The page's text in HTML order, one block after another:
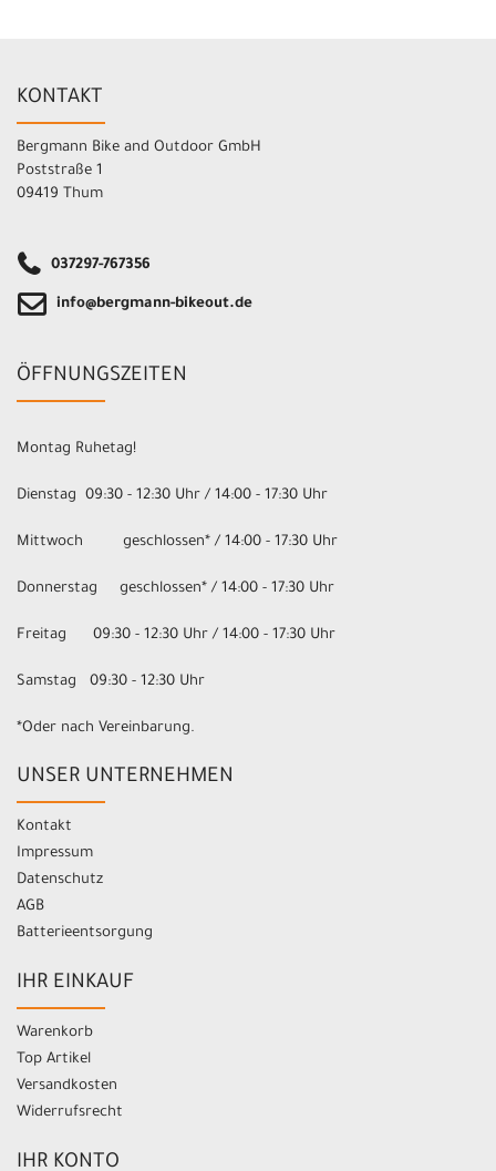
KONTAKT
Bergmann Bike and Outdoor GmbH
Poststraße 1
09419 Thum
037297-767356
info@bergmann-bikeout.de
ÖFFNUNGSZEITEN
Montag Ruhetag!
Dienstag 09:30 - 12:30 Uhr / 14:00 - 17:30 Uhr
Mittwoch geschlossen* / 14:00 - 17:30 Uhr
Donnerstag geschlossen* / 14:00 - 17:30 Uhr
Freitag 09:30 - 12:30 Uhr / 14:00 - 17:30 Uhr
Samstag 09:30 - 12:30 Uhr
*Oder nach Vereinbarung.
UNSER UNTERNEHMEN
Kontakt
Impressum
Datenschutz
AGB
Batterieentsorgung
IHR EINKAUF
Warenkorb
Top Artikel
Versandkosten
Widerrufsrecht
IHR KONTO